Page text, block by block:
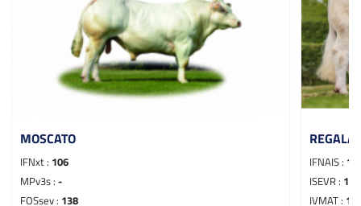
MOSCATO
IFNxt : 106
MPv3s : -
FOSsev : 138
IFNAIS :
ISEVR : 125
IVMAT :